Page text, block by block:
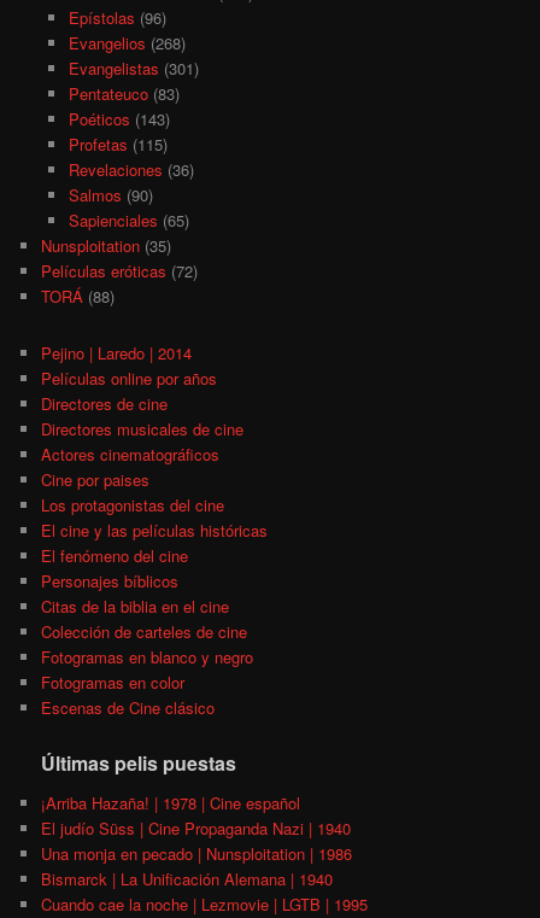
Epístolas (96)
Evangelios (268)
Evangelistas (301)
Pentateuco(83)
Poéticos (143)
Profetas (115)
Revelaciones (36)
Salmos (90)
Sapienciales (65)
Nunsploitation (35)
Películas eróticas (72)
TORÁ (88)
Pejino | Laredo | 2014
Películas online por años
Directores de cine
Directores musicales de cine
Actores cinematográficos
Cine por paises
Los protagonistas del cine
El cine y las películas históricas
El fenómeno del cine
Personajes bíblicos
Citas de la biblia en el cine
Colección de carteles de cine
Fotogramas en blanco y negro
Fotogramas en color
Escenas de Cine clásico
Últimas pelis puestas
¡Arriba Hazaña! | 1978 | Cine español
El judío Süss | Cine Propaganda Nazi | 1940
Una monja en pecado | Nunsploitation | 1986
Bismarck | La Unificación Alemana | 1940
Cuando cae la noche | Lezmovie | LGTB | 1995